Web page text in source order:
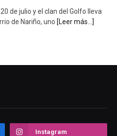
de julio y el clan del Golfo lleva
de Nariño, uno [Leer más...]
Instagram